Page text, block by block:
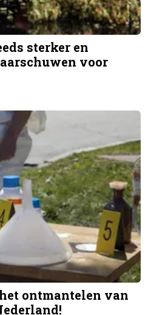
sterker en
voor
ontmantelen van